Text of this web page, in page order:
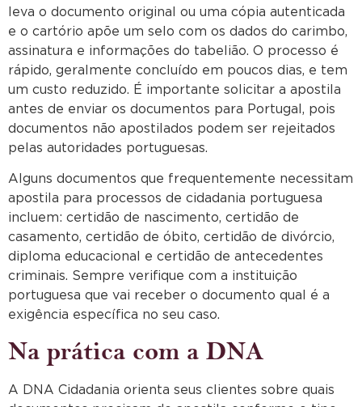
leva o documento original ou uma cópia autenticada
e o cartório apõe um selo com os dados do carimbo,
assinatura e informações do tabelião. O processo é
rápido, geralmente concluído em poucos dias, e tem
um custo reduzido. É importante solicitar a apostila
antes de enviar os documentos para Portugal, pois
documentos não apostilados podem ser rejeitados
pelas autoridades portuguesas.
Alguns documentos que frequentemente necessitam
apostila para processos de cidadania portuguesa
incluem: certidão de nascimento, certidão de
casamento, certidão de óbito, certidão de divórcio,
diploma educacional e certidão de antecedentes
criminais. Sempre verifique com a instituição
portuguesa que vai receber o documento qual é a
exigência específica no seu caso.
Na prática com a DNA
A DNA Cidadania orienta seus clientes sobre quais